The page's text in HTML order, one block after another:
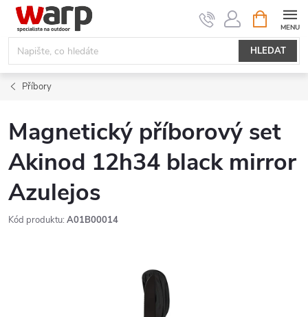
Přejít
obsah
HLEDAT
NÁKUPNÍ
KOŠÍK
Příbory
Magnetický příborový set
Akinod 12h34 black mirror
Azulejos
Kód produktu: A01B00014